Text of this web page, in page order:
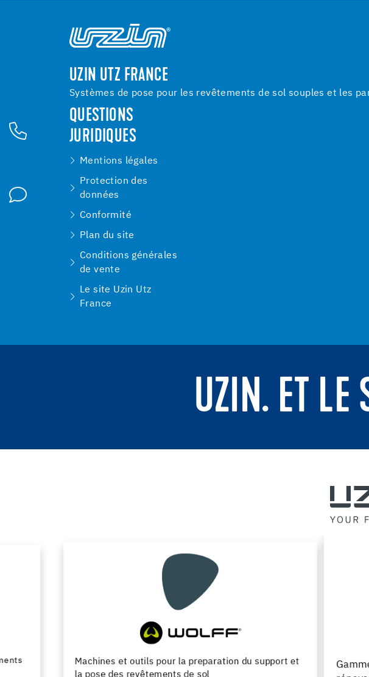
UZIN UTZ FRANCE
Systèmes de pose pour les revêtements de sol souples et les
QUESTIONS
JURIDIQUES
Mentions légales
Protection des
données
Conformité
Plan du site
Conditions générales
de vente
Le site Uzin Utz
France
UZIN. ET LE
Machines et outils pour la preparation du support et
la pose des revêtements de sol
Gamme complète